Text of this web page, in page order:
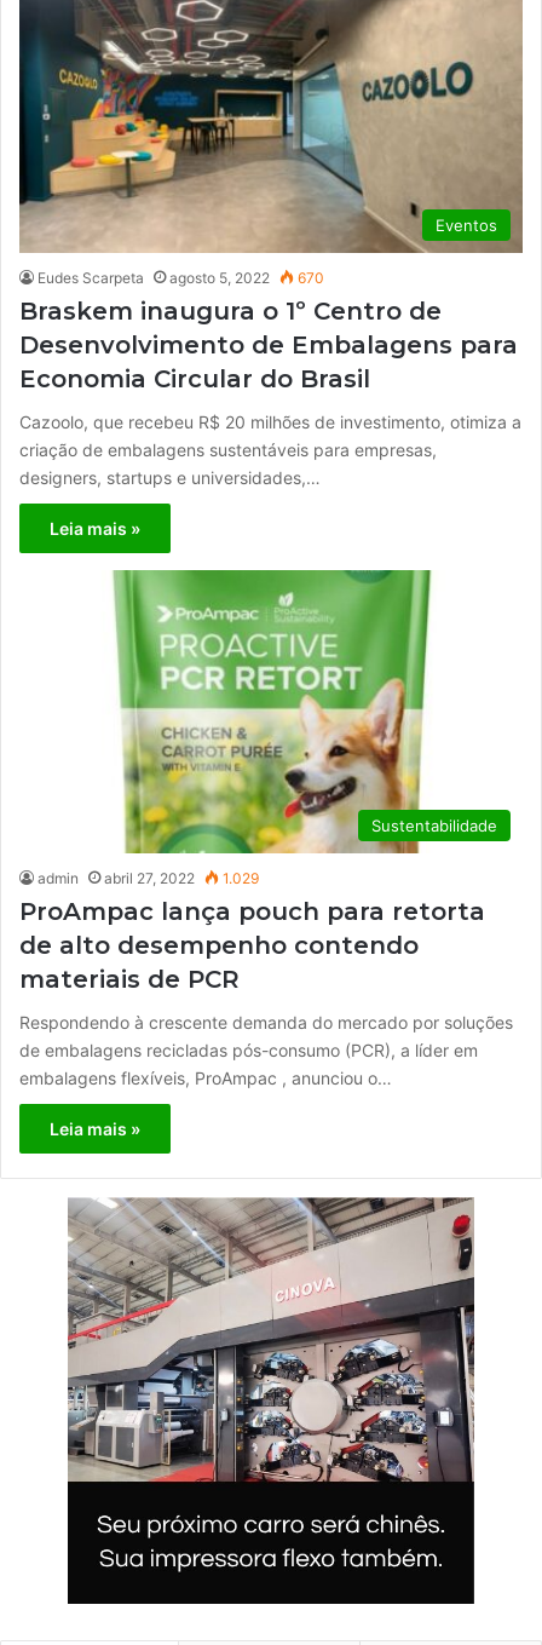
Eventos
Eudes Scarpeta agosto 5, 2022 670
Braskem inaugura o 1º Centro de
Desenvolvimento de Embalagens para
Economia Circular do Brasil
Cazoolo, que recebeu R$ 20 milhões de investimento, otimiza a
criação de embalagens sustentáveis para empresas,
designers, startups e universidades,…
Leia mais »
Sustentabilidade
admin abril 27, 2022 1.029
ProAmpac lança pouch para retorta
de alto desempenho contendo
materiais de PCR
Respondendo à crescente demanda do mercado por soluções
de embalagens recicladas pós-consumo (PCR), a líder em
embalagens flexíveis, ProAmpac , anunciou o…
Leia mais »